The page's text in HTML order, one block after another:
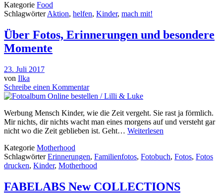
Kategorie Food
SchlagwörterAktion, helfen, Kinder, mach mit!
Über Fotos, Erinnerungen und besondere
Momente
23. Juli 2017
von Ilka
Schreibe einen Kommentar
Werbung Mensch Kinder, wie die Zeit vergeht. Sie rast ja förmlich.
Mir nichts, dir nichts wacht man eines morgens auf und versteht gar
nicht wo die Zeit geblieben ist. Geht… Weiterlesen
Kategorie Motherhood
SchlagwörterErinnerungen, Familienfotos, Fotobuch, Fotos, Fotos
drucken, Kinder, Motherhood
FABELABS New COLLECTIONS